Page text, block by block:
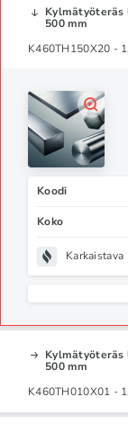
500 mm
K460TH150X20 -
Koodi
Koko
Karkaistava
500 mm
K460TH010X01 -